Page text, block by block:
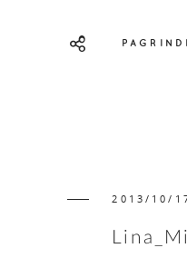
2013/10/